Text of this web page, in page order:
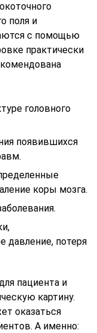
поля и
с помощью
практически
головного
появившихся
коры мозга.
давление, потеря
пациента и
картину.
оказаться
А именно: